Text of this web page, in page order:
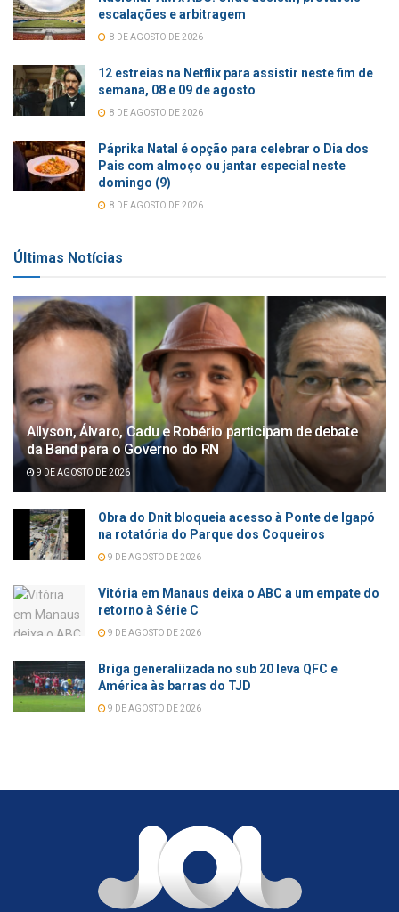
escalações e arbitragem
8 DE AGOSTO DE 2026
12 estreias na Netflix para assistir neste fim de
semana, 08 e 09 de agosto
8 DE AGOSTO DE 2026
Páprika Natal é opção para celebrar o Dia dos
Pais com almoço ou jantar especial neste
domingo (9)
8 DE AGOSTO DE 2026
Últimas Notícias
Allyson, Álvaro, Cadu e Robério participam de debate
da Band para o Governo do RN
9 DE AGOSTO DE 2026
Obra do Dnit bloqueia acesso à Ponte de Igapó
na rotatória do Parque dos Coqueiros
9 DE AGOSTO DE 2026
Vitória em Manaus deixa o ABC a um empate do
retorno à Série C
9 DE AGOSTO DE 2026
Briga generaliizada no sub 20 leva QFC e
América às barras do TJD
9 DE AGOSTO DE 2026